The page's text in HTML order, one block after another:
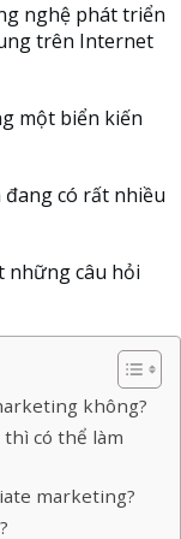
nghệ phát triển
trên Internet
một biển kiến
đang có rất nhiều
những câu hỏi
không?
có thể làm
marketing?